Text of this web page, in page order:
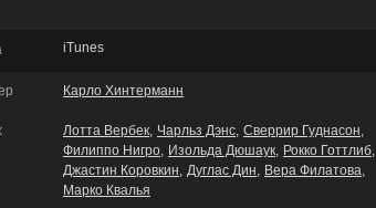
iTunes
Карло Хинтерманн
Лотта Вербек Чарльз Дэнс Сверрир Гуднасон
Филиппо Нигро
Изольда Дюшаук
Рокко Готтлиб
Джастин Коровкин Дуглас Дин
Вера Филатова
Марко Квалья